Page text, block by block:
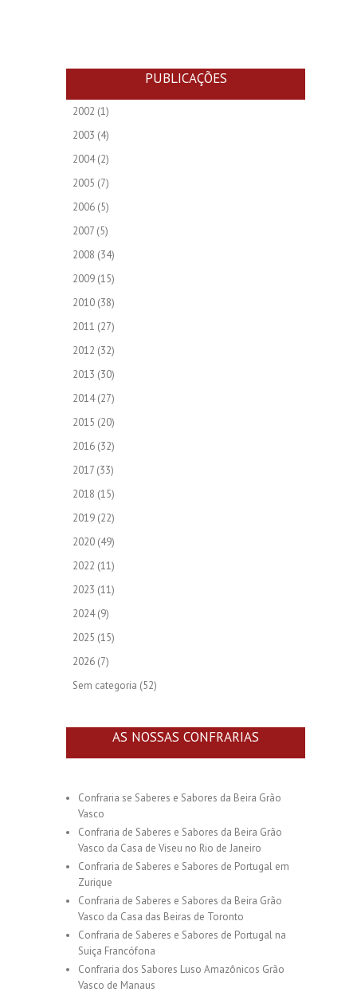
PUBLICAÇÕES
2002 (1)
2003 (4)
2004(2)
2005 (7)
2006 (5)
2007 (5)
2008 (34)
2009 (15)
2010 (38)
2011 (27)
2012 (32)
2013 (30)
2014(27)
2015 (20)
2016 (32)
2017 (33)
2018 (15)
2019 (22)
2020 (49)
2022 (11)
2023 (11)
2024(9)
2025 (15)
2026 (7)
Sem categoria (52)
AS NOSSAS CONFRARIAS
Confraria se Saberes e Sabores da Beira Grão
Vasco
Confraria de Saberes e Sabores da Beira Grão
Vasco da Casa de Viseu no Rio de Janeiro
Confraria de Saberes e Sabores de Portugal em
Zurique
Confraria de Saberes e Sabores da Beira Grão
Vasco da Casa das Beiras de Toronto
Confraria de Saberes e Sabores de Portugal na
Suiça Francófona
Confraria dos Sabores Luso Amazônicos Grão
Vasco de Manaus